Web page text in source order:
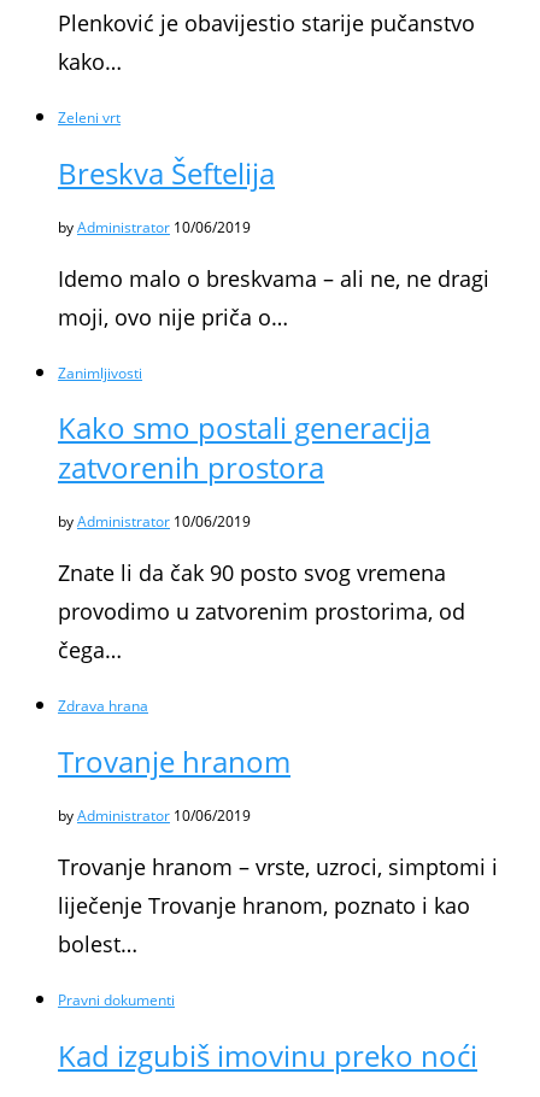
Plenković je obavijestio starije pučanstvo
kako…
Zeleni vrt
Breskva Šeftelija
byAdministrator 10/06/2019
Idemo malo o breskvama – ali ne, ne dragi
moji, ovo nije priča o…
Zanimljivosti
Kako smo postali generacija
zatvorenih prostora
byAdministrator 10/06/2019
Znate li da čak 90 posto svog vremena
provodimo u zatvorenim prostorima, od
čega…
Zdrava hrana
Trovanje hranom
byAdministrator 10/06/2019
Trovanje hranom – vrste, uzroci, simptomi i
liječenje Trovanje hranom, poznato i kao
bolest…
Pravni dokumenti
Kad izgubiš imovinu preko noći